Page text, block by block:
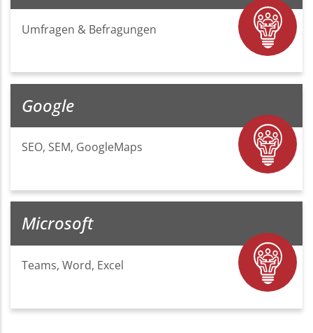
Umfragen & Befragungen
Google
SEO, SEM, GoogleMaps
Microsoft
Teams, Word, Excel